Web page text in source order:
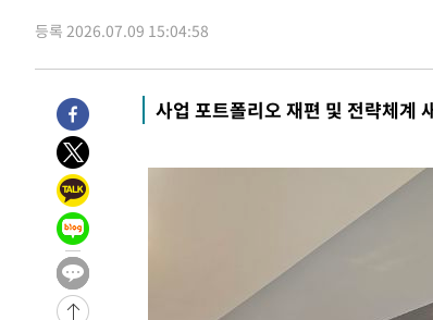
1시간 전 >여자배구 이재영·이다영 자매, 아제르바이잔 투란VC
1시간 전 >외국인 심판 성 접대 7경기 들여다보니…한국 축구
1시간 전 >
[속보]코스닥, 2.86포인트(0.36%) 내린 798.81마감
1시간 전 >
[속보]코스피, 6200선 약보합…0.60% 내린
1시간 전 >
1시간 전 >
[속보] 노원서 40.1도 관측…서울, 2018년 이후 첫
2시간 전 >
[속보]종합특검, '계엄 수용공간 확보' 신용해 前교정
2시간 전 >
외신들도 주목한 韓축구 파문…"국민적 공분에 수사
2시간 전 >
11시간 압수수색에 성접대 파문까지…'쑥대밭' 된
3시간 전 >
[속보]규제합리화위원회 부위원장에 김태유 서울
등록 2026.07.09 15:04:58
사업 포트폴리오 재편 및 전략체계